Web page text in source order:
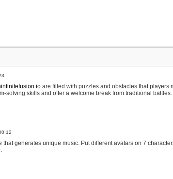
are filled with puzzles and obstacles that players
solving skills and offer a welcome break from traditional battles.
that generates unique music. Put different avatars on 7